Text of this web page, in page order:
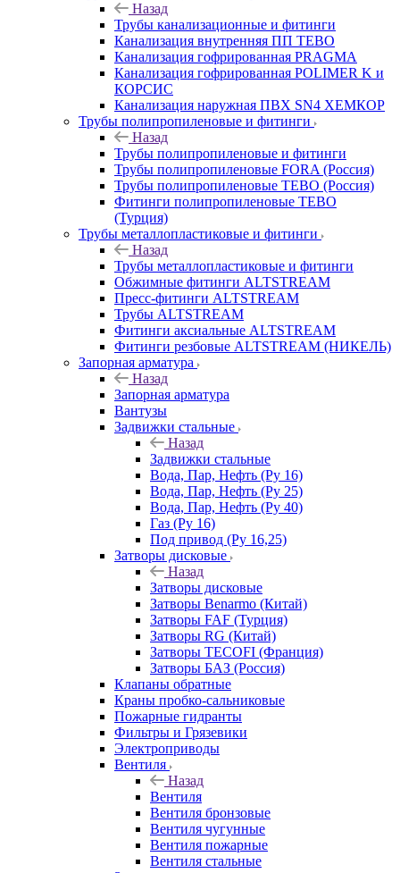
Назад
Трубы канализационные и фитинги
Канализация внутренняя ПП TEBO
Канализация гофрированная PRAGMA
Канализация гофрированная POLIMER K и
КОРСИС
Канализация наружная ПВХ SN4 ХЕМКОР
Трубы полипропиленовые и фитинги
Назад
Трубы полипропиленовые и фитинги
Трубы полипропиленовые FORA (Россия)
Трубы полипропиленовые TEBO (Россия)
Фитинги полипропиленовые TEBO
(Турция)
Трубы металлопластиковые и фитинги
Назад
Трубы металлопластиковые и фитинги
Обжимные фитинги ALTSTREAM
Пресс-фитинги ALTSTREAM
Трубы ALTSTREAM
Фитинги аксиальные ALTSTREAM
Фитинги резбовые ALTSTREAM (НИКЕЛЬ)
Запорная арматура
Назад
Запорная арматура
Вантузы
Задвижки стальные
Назад
Задвижки стальные
Вода, Пар, Нефть (Ру 16)
Вода, Пар, Нефть (Ру 25)
Вода, Пар, Нефть (Ру 40)
Газ (Ру 16)
Под привод (Ру 16,25)
Затворы дисковые
Назад
Затворы дисковые
Затворы Benarmo (Китай)
Затворы FAF (Турция)
Затворы RG (Китай)
Затворы TECOFI (Франция)
Затворы БАЗ (Россия)
Клапаны обратные
Краны пробко-сальниковые
Пожарные гидранты
Фильтры и Грязевики
Электроприводы
Вентиля
Назад
Вентиля
Вентиля бронзовые
Вентиля чугунные
Вентиля пожарные
Вентиля стальные